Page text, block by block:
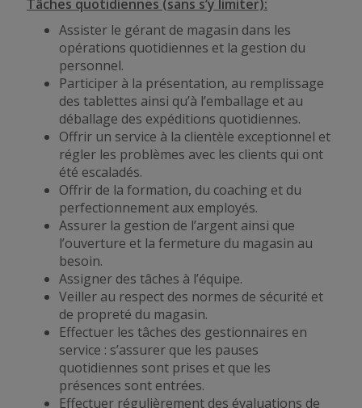
Tâches quotidiennes (sans s’y limiter):
Assister le gérant de magasin dans les
opérations quotidiennes et la gestion du
personnel.
Participer à la présentation, au remplissage
des tablettes ainsi qu’à l’emballage et au
déballage des expéditions quotidiennes.
Offrir un service à la clientèle exceptionnel et
régler les problèmes avec les clients qui ont
été escaladés.
Offrir de la formation, du coaching et du
perfectionnement aux employés.
Assurer la gestion de l’argent ainsi que
l’ouverture et la fermeture du magasin au
besoin.
Assigner des tâches à l’équipe.
Veiller au respect des normes de sécurité et
de propreté du magasin.
Effectuer les tâches des gestionnaires en
service : s’assurer que les pauses
quotidiennes sont prises et que les
présences sont entrées.
Effectuer régulièrement des évaluations de